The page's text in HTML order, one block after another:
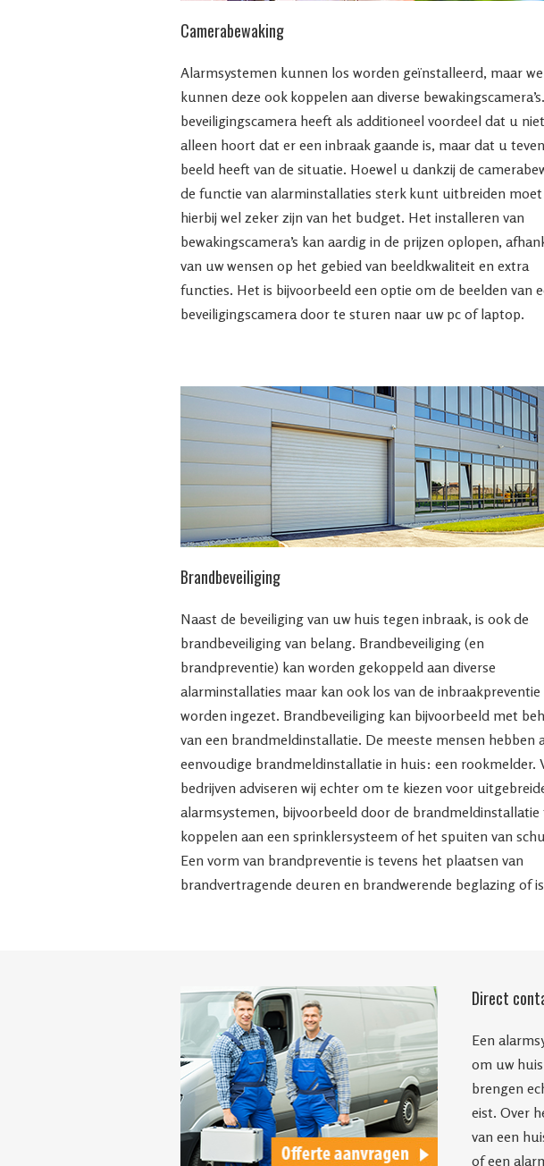
Camerabewaking
Alarmsystemen kunnen los worden geïnstalleerd, maar we
kunnen deze ook koppelen aan diverse
beveiligingscamera heeft als additioneel voordeel dat u niet
alleen hoort dat er een inbraak gaande is, maar dat u
beeld heeft van de situatie. Hoewel u dankzij de
de functie van alarminstallaties sterk kunt uitbreiden
hierbij wel zeker zijn van het budget. Het installeren van
bewakingscamera’s kan aardig in de prijzen oplopen,
van uw wensen op het gebied van beeldkwaliteit en extra
functies. Het is bijvoorbeeld een optie om de beelden van
beveiligingscamera door te sturen naar uw pc of laptop.
Brandbeveiliging
Naast de beveiliging van uw huis tegen inbraak, is ook de
brandbeveiliging van belang. Brandbeveiliging (en
brandpreventie) kan worden gekoppeld aan diverse
alarminstallaties maar kan ook los van de inbraakpreventie
worden ingezet. Brandbeveiliging kan bijvoorbeeld met
van een brandmeldinstallatie. De meeste mensen hebben
eenvoudige brandmeldinstallatie in huis: een rookmelder.
bedrijven adviseren wij echter om te kiezen voor
alarmsystemen, bijvoorbeeld door de brandmeldinstallatie
koppelen aan een sprinklersysteem of het spuiten van
Een vorm van brandpreventie is tevens het plaatsen van
brandvertragende deuren en brandwerende beglazing of
Direct
Een
om uw
brengen
eist. Over
van een
of een